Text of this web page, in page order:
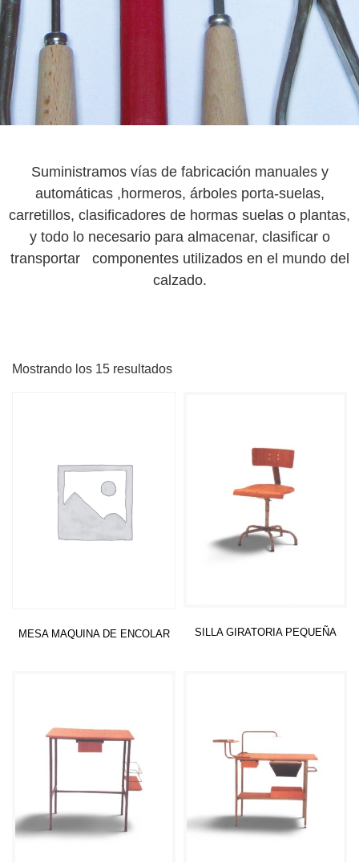
Suministramos vías de fabricación manuales y
automáticas ,hormeros, árboles porta-suelas,
carretillos, clasificadores de hormas suelas o plantas,
y todo lo necesario para almacenar, clasificar o
transportar componentes utilizados en el mundo del
calzado.
Mostrando los 15 resultados
MESA MAQUINA DE ENCOLAR SILLA GIRATORIA PEQUEÑA